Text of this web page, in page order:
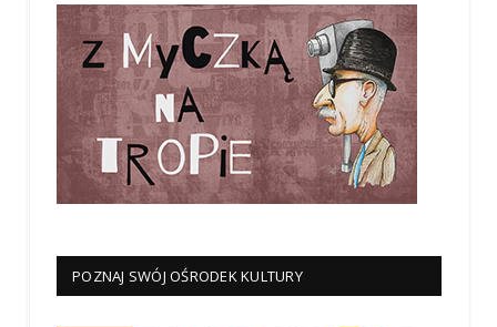
POZNAJ SWÓJ OŚRODEK KULTURY